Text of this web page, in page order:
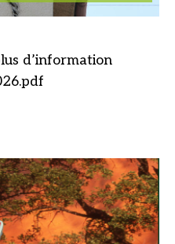
d’information